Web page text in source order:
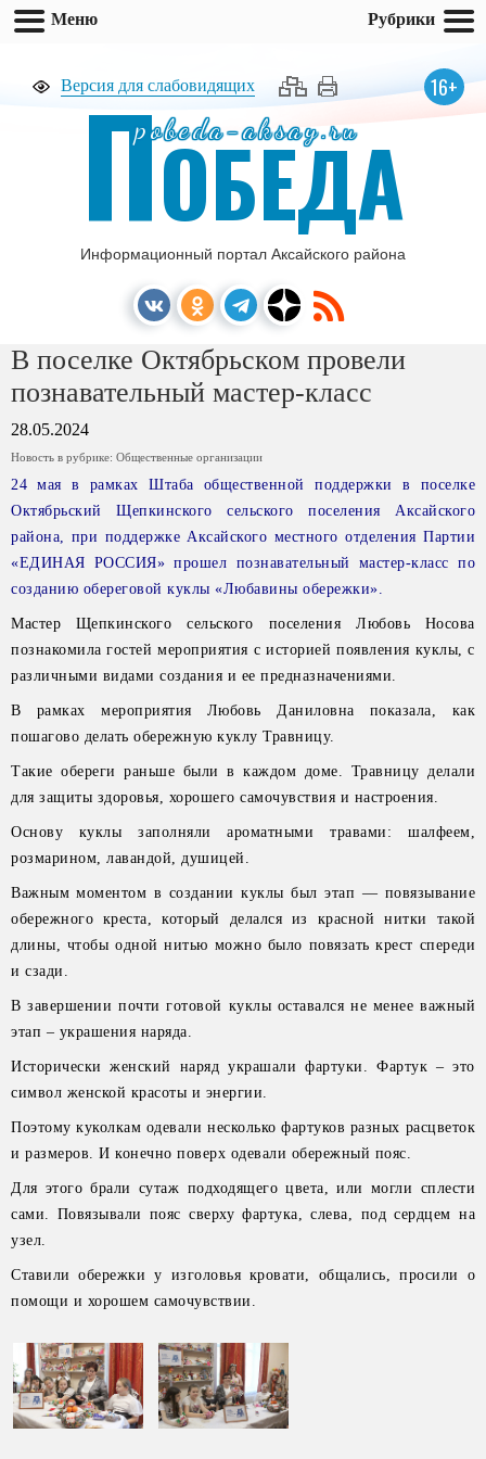
Версия для слабовидящих 16+
pobeda-aksay.ru
ПОБЕДА
Информационный портал Аксайского района
В поселке Октябрьском провели
познавательный мастер-класс
28.05.2024
Новость в рубрике: Общественные организации
24 мая в рамках Штаба общественной поддержки в поселке
Октябрьский Щепкинского сельского поселения Аксайского
района, при поддержке Аксайского местного отделения Партии
«ЕДИНАЯ РОССИЯ» прошел познавательный мастер-класс по
созданию обереговой куклы «Любавины обережки».
Мастер Щепкинского сельского поселения Любовь Носова
познакомила гостей мероприятия с историей появления куклы, с
различными видами создания и ее предназначениями.
В рамках мероприятия Любовь Даниловна показала, как
пошагово делать обережную куклу Травницу.
Такие обереги раньше были в каждом доме. Травницу делали
для защиты здоровья, хорошего самочувствия и настроения.
Основу куклы заполняли ароматными травами: шалфеем,
розмарином, лавандой, душицей.
Важным моментом в создании куклы был этап — повязывание
обережного креста, который делался из красной нитки такой
длины, чтобы одной нитью можно было повязать крест спереди
и сзади.
В завершении почти готовой куклы оставался не менее важный
этап – украшения наряда.
Исторически женский наряд украшали фартуки. Фартук – это
символ женской красоты и энергии.
Поэтому куколкам одевали несколько фартуков разных расцветок
и размеров. И конечно поверх одевали обережный пояс.
Для этого брали сутаж подходящего цвета, или могли сплести
сами. Повязывали пояс сверху фартука, слева, под сердцем на
узел.
Ставили обережки у изголовья кровати, общались, просили о
помощи и хорошем самочувствии.
Меню Рубрики